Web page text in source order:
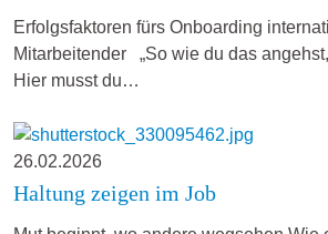
Erfolgsfaktoren fürs Onboarding
Mitarbeitender „So wie du das
Hier musst du…
26.02.2026
Haltung zeigen im Job